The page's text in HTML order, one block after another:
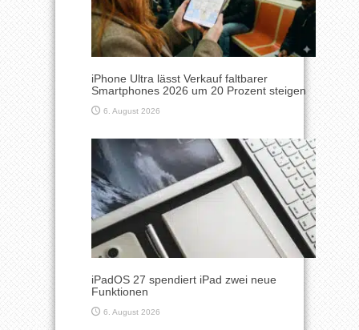
iPhone Ultra lässt Verkauf faltbarer
Smartphones 2026 um 20 Prozent steigen
6. August 2026
iPadOS 27 spendiert iPad zwei neue
Funktionen
6. August 2026